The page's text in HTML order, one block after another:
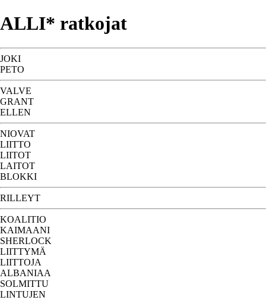
ALLI* ratkojat
JOKI
PETO
VALVE
GRANT
ELLEN
NIOVAT
LIITTO
LIITOT
LAITOT
BLOKKI
RILLEYT
KOALITIO
KAIMAANI
SHERLOCK
LIITTYMÄ
LIITTOJA
ALBANIAA
SOLMITTU
LINTUJEN